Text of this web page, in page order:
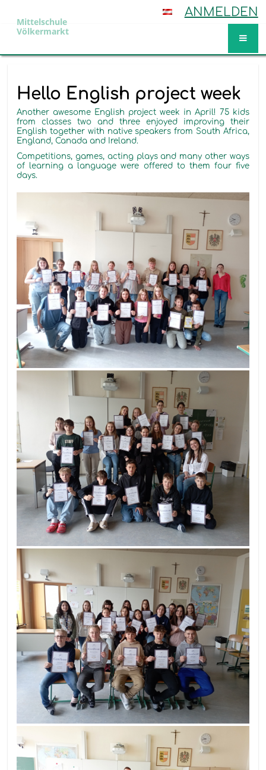
ANMELDEN
Mittelschule
Völkermarkt
Hello English project week
Another awesome English project week in April! 75 kids
from classes two and three enjoyed improving their
English together with native speakers from South Africa,
England, Canada and Ireland.
Competitions, games, acting plays and many other ways
of learning a language were offered to them four five
days.